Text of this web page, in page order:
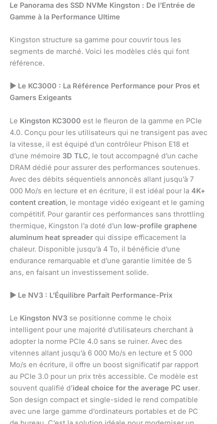
Le Panorama des SSD NVMe Kingston : De l’Entrée de
Gamme à la Performance Ultime
Kingston structure sa gamme pour couvrir tous les
segments de marché. Voici les modèles clés qui font
référence.
▶ Le KC3000 : La Référence Performance pour Pros et
Gamers Exigeants
Le Kingston KC3000 est le fleuron de la gamme en PCIe
4.0. Conçu pour les utilisateurs qui ne transigent pas avec
la vitesse, il est équipé d’un contrôleur Phison E18 et
d’une mémoire 3D TLC, le tout accompagné d’un cache
DRAM dédié pour assurer des performances soutenues.
Avec des débits séquentiels annoncés allant jusqu’à 7
000 Mo/s en lecture et en écriture, il est idéal pour la 4K+
content creation, le montage vidéo exigeant et le gaming
compétitif. Pour garantir ces performances sans throttling
thermique, Kingston l’a doté d’un low-profile graphene
aluminum heat spreader qui dissipe efficacement la
chaleur. Disponible jusqu’à 4 To, il bénéficie d’une
endurance remarquable et d’une garantie limitée de 5
ans, en faisant un investissement solide.
▶ Le NV3 : L’Équilibre Parfait Performance-Prix
Le Kingston NV3 se positionne comme le choix
intelligent pour une majorité d’utilisateurs cherchant à
adopter la norme PCIe 4.0 sans se ruiner. Avec des
vitennes allant jusqu’à 6 000 Mo/s en lecture et 5 000
Mo/s en écriture, il offre un boost significatif par rapport
au PCIe 3.0 pour un prix très accessible. Ce modèle est
souvent qualifié d’ideal choice for the average PC user.
Son design compact et single-sided le rend compatible
avec une large gamme d’ordinateurs portables et de PC